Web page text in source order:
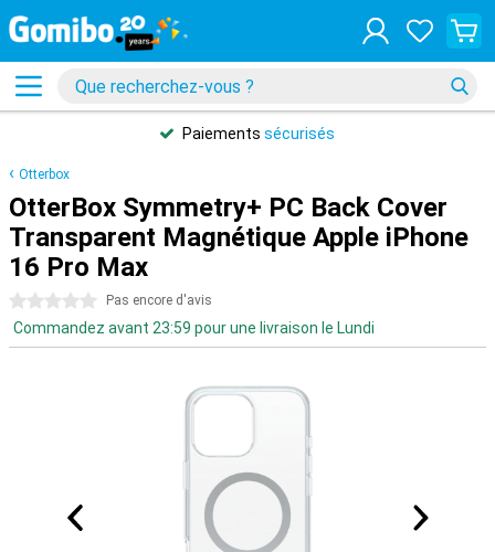
Paiements sécurisés
Otterbox
OtterBox Symmetry+ PC Back Cover
Transparent Magnétique Apple iPhone
16 Pro Max
0 étoiles Pas encore d'avis
Commandez avant 23:59 pour une livraison le Lundi